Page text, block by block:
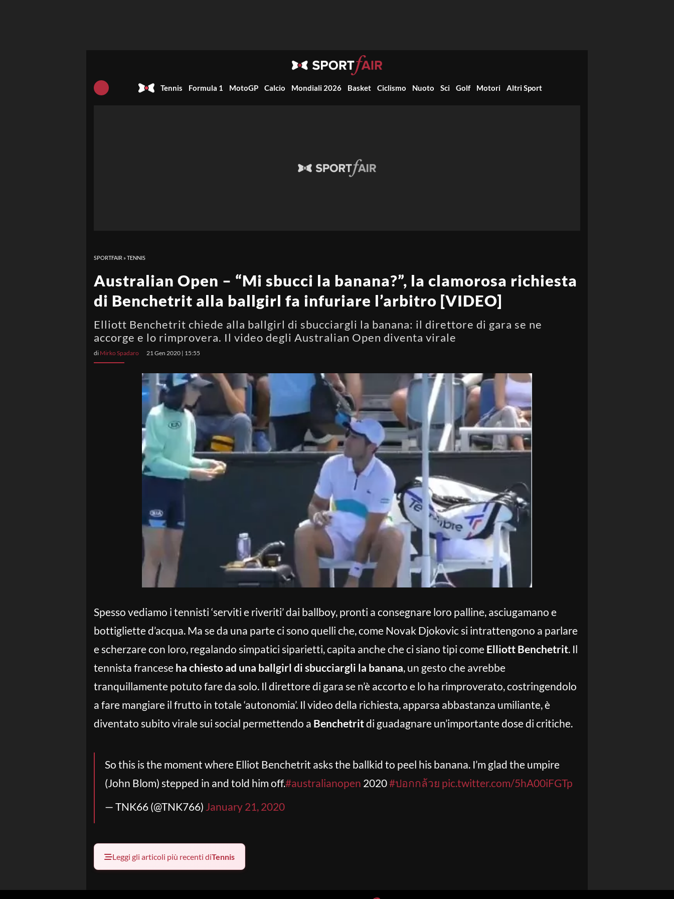
Tennis Formula 1 MotoGP Calcio Mondiali 2026 Basket Ciclismo Nuoto Sci Golf Motori Altri Sport
SPORTFAIR »TENNIS
Australian Open – “Mi sbucci la banana?”, la clamorosa richiesta
di Benchetrit alla ballgirl fa infuriare l’arbitro [VIDEO]
Elliott Benchetrit chiede alla ballgirl di sbucciargli la banana: il direttore di gara se ne
accorge e lo rimprovera. Il video degli Australian Open diventa virale
di Mirko Spadaro 21 Gen 2020 | 15:55
Spesso vediamo i tennisti ‘serviti e riveriti’ dai ballboy, pronti a consegnare loro palline, asciugamano e
bottigliette d’acqua. Ma se da una parte ci sono quelli che, come Novak Djokovic si intrattengono a parlare
e scherzare con loro, regalando simpatici siparietti, capita anche che ci siano tipi come Elliott Benchetrit. Il
tennista francese ha chiesto ad una ballgirl di sbucciargli la banana, un gesto che avrebbe
tranquillamente potuto fare da solo. Il direttore di gara se n’è accorto e lo ha rimproverato, costringendolo
a fare mangiare il frutto in totale ‘autonomia’. Il video della richiesta, apparsa abbastanza umiliante, è
diventato subito virale sui social permettendo a Benchetritdi guadagnare un’importante dose di critiche.
So this is the moment where Elliot Benchetrit asks the ballkid to peel his banana. I’m glad the umpire
(John Blom) stepped in and told him off.#australianopen 2020#ปอกกล้วย pic.twitter.com/5hA00iFGTp
— TNK66 (@TNK766) January 21, 2020
Leggi gli articoli più recenti diTennis